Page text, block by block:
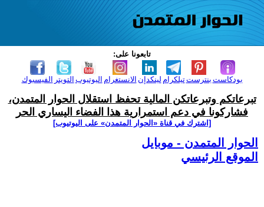
تابعونا على:
الفيسبوك التويتر اليوتيوب الانستغرام لينكدإن تيلكرامبنترست بودكاست
تبرعاتكم وتبرعاتكن المالية تحفظ استقلال الحوار المتمدن،
فشاركونا في دعم استمرارية هذا الفضاء اليساري الحر
[اشترك في قناة ‫«الحوار المتمدن» على اليوتيوب]
الحوار المتمدن - موبايل
الموقع الرئيسي